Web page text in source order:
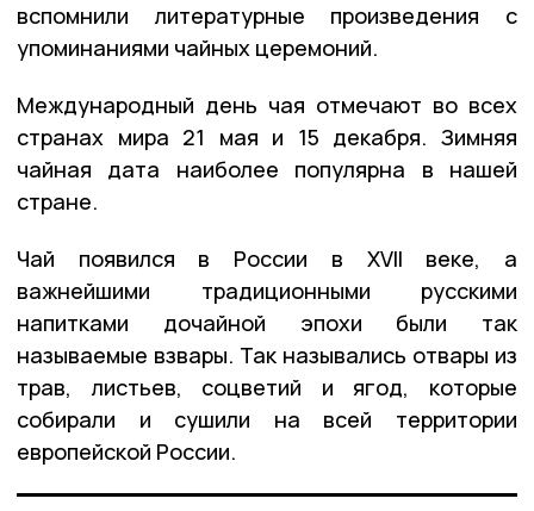
вспомнили литературные произведения с
упоминаниями чайных церемоний.
Международный день чая отмечают во всех
странах мира 21 мая и 15 декабря. Зимняя
чайная дата наиболее популярна в нашей
стране.
Чай появился в России в XVII веке, а
важнейшими традиционными русскими
напитками дочайной эпохи были так
называемые взвары. Так назывались отвары из
трав, листьев, соцветий и ягод, которые
собирали и сушили на всей территории
европейской России.